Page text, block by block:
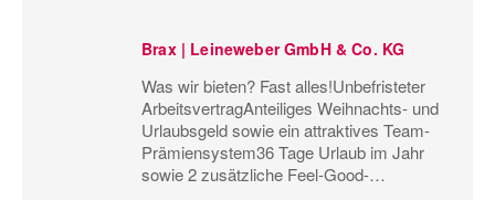
Brax | Leineweber GmbH & Co. KG
Was wir bieten? Fast alles!Unbefristeter
ArbeitsvertragAnteiliges Weihnachts- und
Urlaubsgeld sowie ein attraktives Team-
Prämiensystem36 Tage Urlaub im Jahr
sowie 2 zusätzliche Feel-Good-